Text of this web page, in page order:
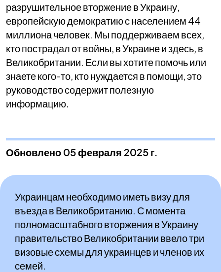
разрушительное вторжение в Украину,
европейскую демократию с населением 44
миллиона человек. Мы поддерживаем всех,
кто пострадал от войны, в Украине и здесь, в
Великобритании. Если вы хотите помочь или
знаете кого-то, кто нуждается в помощи, это
руководство содержит полезную
информацию.
Обновлено 05 февраля 2025 г.
Украинцам необходимо иметь визу для
въезда в Великобританию. С момента
полномасштабного вторжения в Украину
правительство Великобритании ввело три
визовые схемы для украинцев и членов их
семей.